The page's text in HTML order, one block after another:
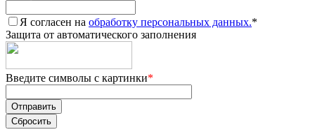
Я согласен на обработку персональных данных.*
Защита от автоматического заполнения
Введите символы с картинки*